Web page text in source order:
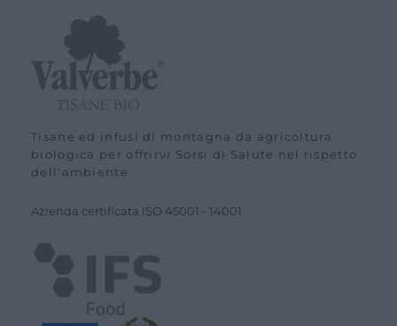
Tisane ed infusi di montagna da agricoltura
biologica per offrirvi Sorsi di Salute nel rispetto
dell'ambiente
Azienda certiﬁcata ISO 45001 - 14001